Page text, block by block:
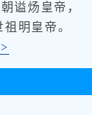
谥炀皇帝，
明皇帝。